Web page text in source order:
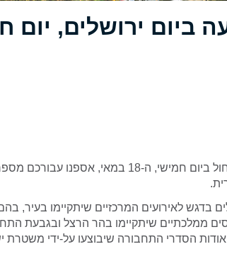
לקראת יום ירושלים, שיחול ביום חמישי, ה-18
בדגש לאירועים המרכזיים שיתקיימו בעיר,
ממלכתיים שיתקיימו בהר הרצל ובגבעת
הסדרי התחבורה שיבוצעו על-ידי משטרת